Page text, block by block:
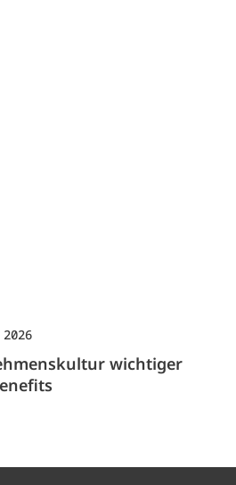
wichtiger